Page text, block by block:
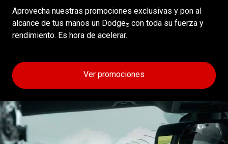
Aprovecha nuestras promociones exclusivas y pon al
alcance de tus manos un Dodge® con toda su fuerza y
rendimiento. Es hora de acelerar.
Ver promociones